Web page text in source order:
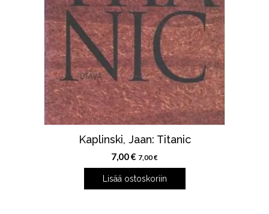
Kaplinski, Jaan: Titanic
7,00€ 7,00€
Lisää ostoskoriin